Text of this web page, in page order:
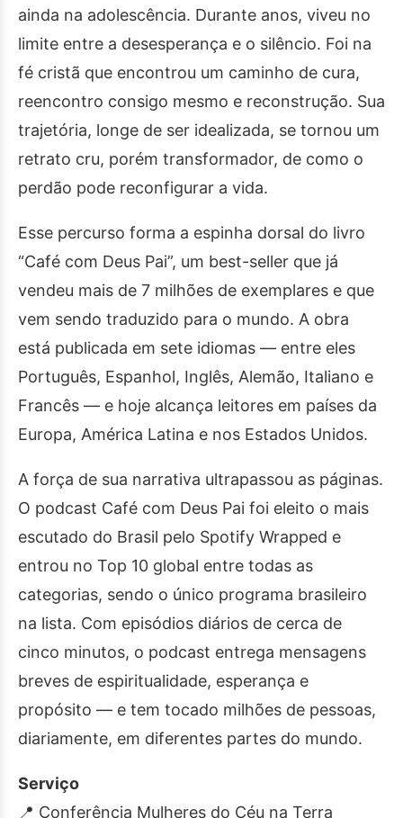
ainda na adolescência. Durante anos, viveu no
limite entre a desesperança e o silêncio. Foi na
fé cristã que encontrou um caminho de cura,
reencontro consigo mesmo e reconstrução. Sua
trajetória, longe de ser idealizada, se tornou um
retrato cru, porém transformador, de como o
perdão pode reconfigurar a vida.
Esse percurso forma a espinha dorsal do livro
“Café com Deus Pai”, um best-seller que já
vendeu mais de 7 milhões de exemplares e que
vem sendo traduzido para o mundo. A obra
está publicada em sete idiomas — entre eles
Português, Espanhol, Inglês, Alemão, Italiano e
Francês — e hoje alcança leitores em países da
Europa, América Latina e nos Estados Unidos.
A força de sua narrativa ultrapassou as páginas.
O podcast Café com Deus Pai foi eleito o mais
escutado do Brasil pelo Spotify Wrapped e
entrou no Top 10 global entre todas as
categorias, sendo o único programa brasileiro
na lista. Com episódios diários de cerca de
cinco minutos, o podcast entrega mensagens
breves de espiritualidade, esperança e
propósito — e tem tocado milhões de pessoas,
diariamente, em diferentes partes do mundo.
Serviço
📍 Conferência Mulheres do Céu na Terra